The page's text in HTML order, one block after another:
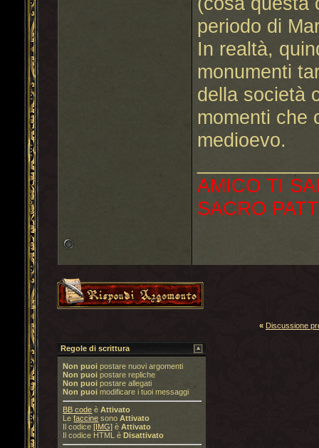
periodo di
In realtà,
monumenti
della società
momenti che
medioevo.
AMICO TI
SACRO
« Discussione
Regole di scrittura
Non puoi postare nuovi argomenti
Non puoi postare repliche
Non puoi postare allegati
Non puoi modificare i tuoi messaggi
BB code èAttivato
Lefaccine sonoAttivato
Il codice[IMG] èAttivato
Il codice HTML èDisattivato